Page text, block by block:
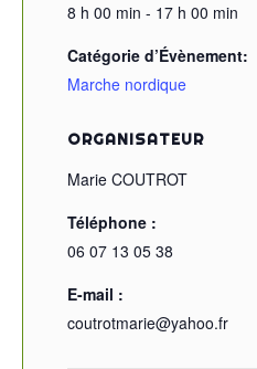
8 h 00 min - 17 h 00 min
Catégorie d’Évènement:
Marche nordique
ORGANISATEUR
Marie COUTROT
Téléphone :
06 07 13 05 38
E-mail :
coutrotmarie@yahoo.fr